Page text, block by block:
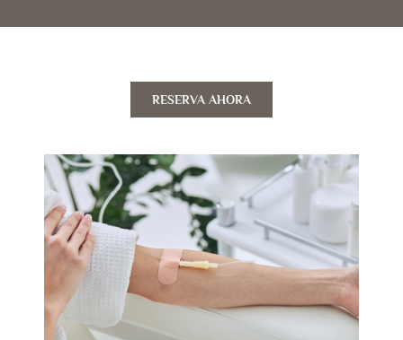
RESERVA AHORA